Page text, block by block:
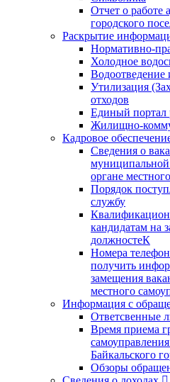
Отчет о работе
городского
Раскрытие
Нормативно-
Холодное
Водоотведение
Утилизация
отходов
Единый портал
Жилищно-
Кадровое
Сведения о
органе
Порядок
службу
кандидатам на
должностеК
Номера
получить
замещения
местного
Информация с
Ответсвенные
Время приема
Байкальского
Обзоры